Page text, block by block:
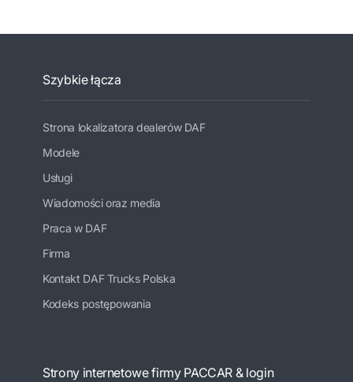
Szybkie łącza
Strona lokalizatora dealerów DAF
Modele
Usługi
Wiadomości oraz media
Praca w DAF
Firma
Kontakt DAF Trucks Polska
Kodeks postępowania
Strony internetowe firmy PACCAR & login